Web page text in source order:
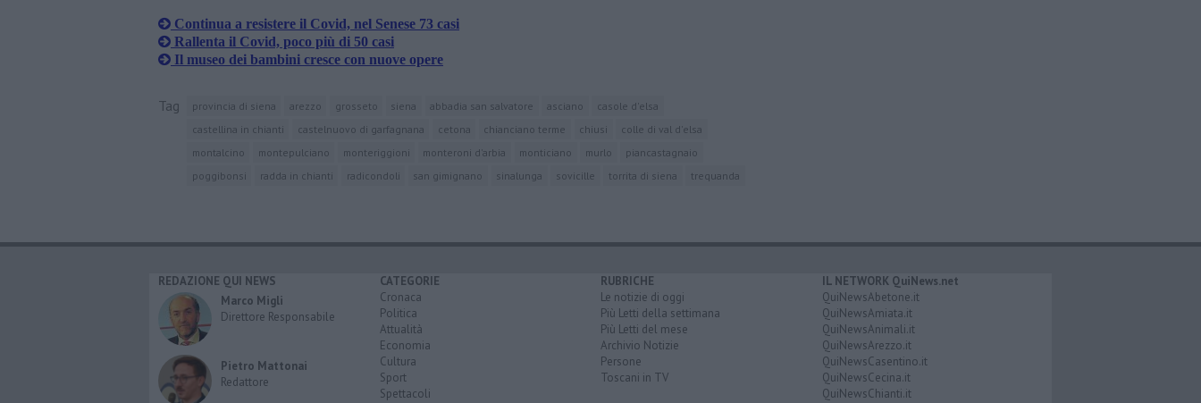
Continua a resistere il Covid, nel Senese 73 casi
Rallenta il Covid, poco più di 50 casi
Il museo dei bambini cresce con nuove opere
Tag provincia di siena arezzo grosseto siena abbadia san salvatore asciano
casole d'elsa
castellina in chianti
castelnuovo di garfagnana cetona chianciano terme chiusi
colle di val d'elsa
montalcino
montepulciano monteriggioni monteroni d'arbia monticiano murlo
piancastagnaio
poggibonsi
radda in chianti radicondoli san gimignano sinalunga sovicille torrita di siena trequanda
REDAZIONE QUI NEWS
Marco Migli
Direttore Responsabile
Pietro Mattonai
Redattore
CATEGORIE
Cronaca
Politica
Attualità
Economia
Cultura
Sport
Spettacoli
RUBRICHE
Le notizie di oggi
Più Letti della settimana
Più Letti del mese
Archivio Notizie
Persone
Toscani in TV
IL NETWORK QuiNews.net
QuiNewsAbetone.it
QuiNewsAmiata.it
QuiNewsAnimali.it
QuiNewsArezzo.it
QuiNewsCasentino.it
QuiNewsCecina.it
QuiNewsChianti.it